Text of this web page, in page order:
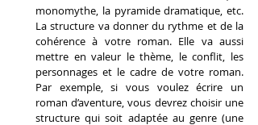
monomythe, la pyramide dramatique, etc.
La structure va donner du rythme et de la
cohérence à votre roman. Elle va aussi
mettre en valeur le thème, le conflit, les
personnages et le cadre de votre roman.
Par exemple, si vous voulez écrire un
roman d’aventure, vous devrez choisir une
structure qui soit adaptée au genre (une